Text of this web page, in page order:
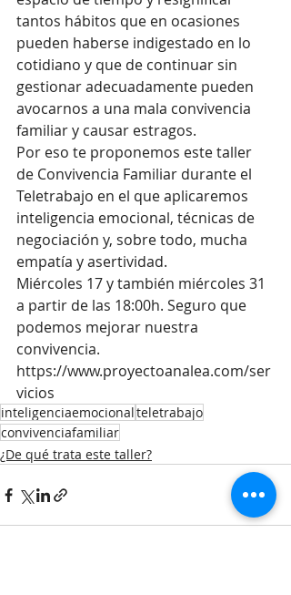
tantos hábitos que en ocasiones
pueden haberse indigestado en lo
cotidiano y que de continuar sin
gestionar adecuadamente pueden
avocarnos a una mala convivencia
familiar y causar estragos.
Por eso te proponemos este taller
de Convivencia Familiar durante el
Teletrabajo en el que aplicaremos
inteligencia emocional, técnicas de
negociación y, sobre todo, mucha
empatía y asertividad.
Miércoles 17 y también miércoles 31
a partir de las 18:00h. Seguro que
podemos mejorar nuestra
convivencia.
https://www.proyectoanalea.com/ser
vicios
inteligenciaemocionalteletrabajo
convivenciafamiliar
¿De qué trata este taller?